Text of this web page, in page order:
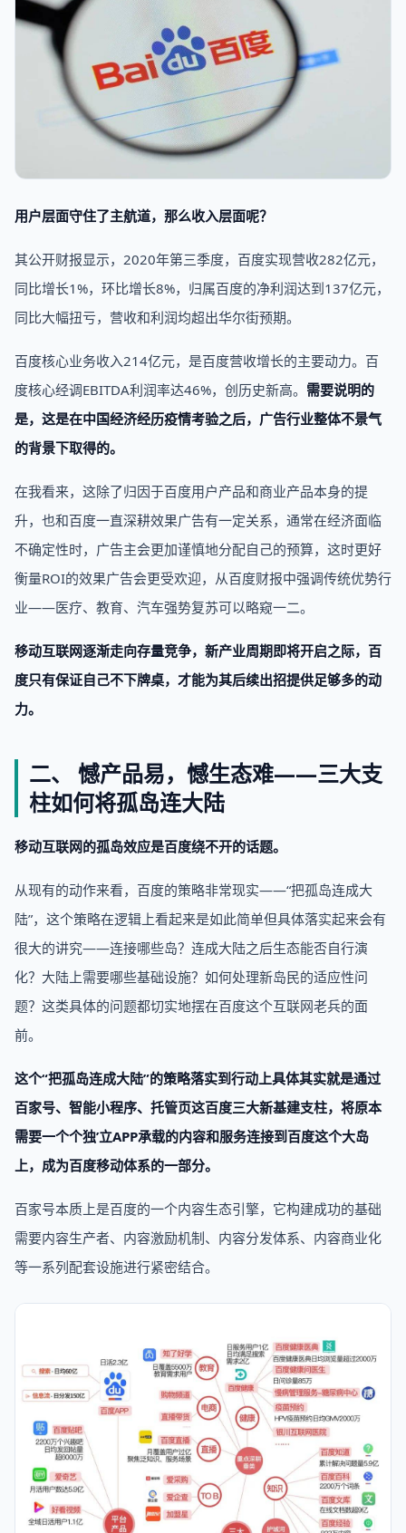
用户层面守住了主航道，那么收入层面呢？
其公开财报显示，2020年第三季度，百度实现营收282亿元，
同比增长1%，环比增长8%，归属百度的净利润达到137亿元，
同比大幅扭亏，营收和利润均超出华尔街预期。
百度核心业务收入214亿元，是百度营收增长的主要动力。百
度核心经调EBITDA利润率达46%，创历史新高。 需要说明的
是，这是在中国经济经历疫情考验之后，广告行业整体不景气
的背景下取得的。
在我看来，这除了归因于百度用户产品和商业产品本身的提
升，也和百度一直深耕效果广告有一定关系，通常在经济面临
不确定性时，广告主会更加谨慎地分配自己的预算，这时更好
衡量ROI的效果广告会更受欢迎，从百度财报中强调传统优势行
业——医疗、教育、汽车强势复苏可以略窥一二。
移动互联网逐渐走向存量竞争，新产业周期即将开启之际，百
度只有保证自己不下牌桌，才能为其后续出招提供足够多的动
力。
二、 憾产品易，憾生态难——三大支
柱如何将孤岛连大陆
移动互联网的孤岛效应是百度绕不开的话题。
从现有的动作来看，百度的策略非常现实——“把孤岛连成大
陆”，这个策略在逻辑上看起来是如此简单但具体落实起来会有
很大的讲究——连接哪些岛？连成大陆之后生态能否自行演
化？大陆上需要哪些基础设施？如何处理新岛民的适应性问
题？这类具体的问题都切实地摆在百度这个互联网老兵的面
前。
这个“把孤岛连成大陆”的策略落实到行动上具体其实就是通过
百家号、智能小程序、托管页这百度三大新基建支柱，将原本
需要一个个独’立APP承载的内容和服务连接到百度这个大岛
上，成为百度移动体系的一部分。
百家号本质上是百度的一个内容生态引擎，它构建成功的基础
需要内容生产者、内容激励机制、内容分发体系、内容商业化
等一系列配套设施进行紧密结合。